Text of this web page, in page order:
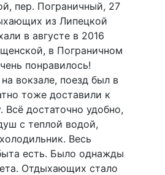
пер. Пограничный, 27
из Липецкой
в августе в 2016
в Пограничном
понравилось!
вокзале, поезд был в
тоже доставили к
Всё достаточно удобно,
с теплой водой,
Весь
есть. Было однажды
Отдыхающих стало